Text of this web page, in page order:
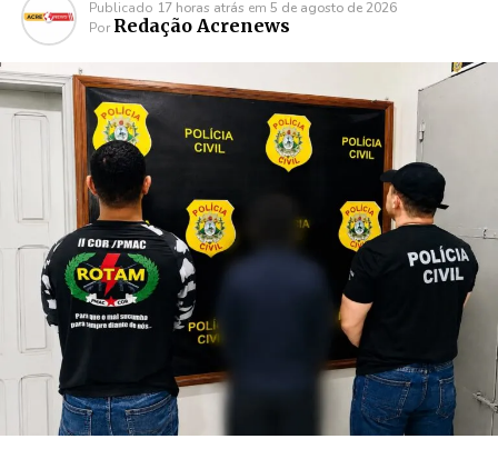
Publicado 17 horas atrás em 5 de agosto de 2026
Por Redação Acrenews